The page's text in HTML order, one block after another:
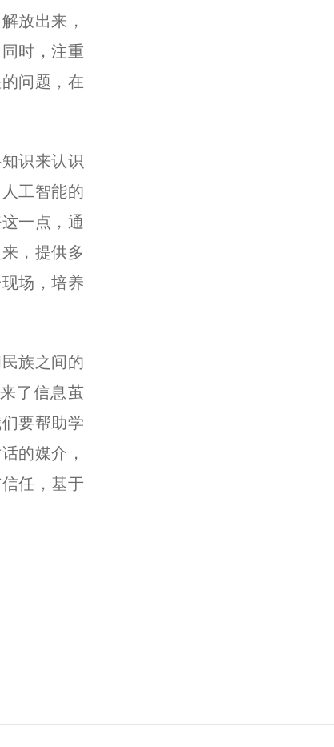
放出来，
时，注重
问题，在
识来认识
工智能的
一点，通
，提供多
场，培养
族之间的
了信息茧
要帮助学
的媒介，
任，基于